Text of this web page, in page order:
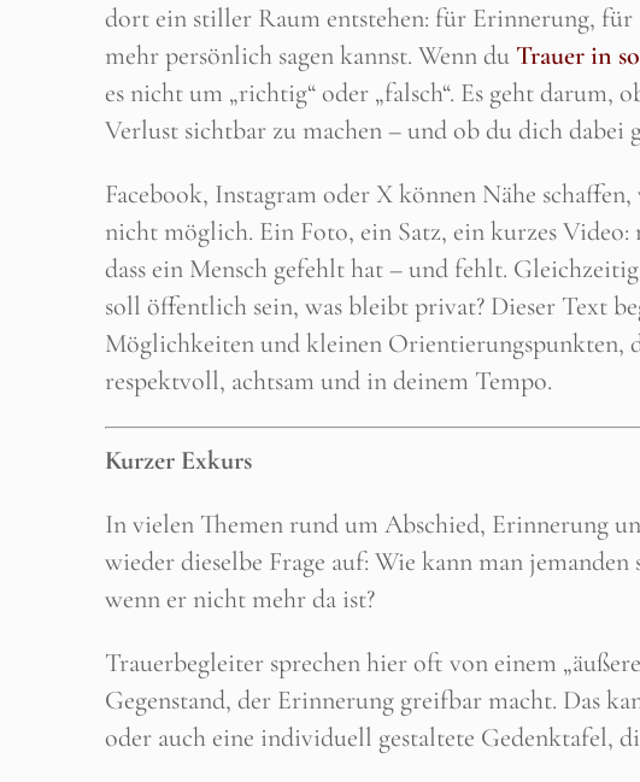
dort ein stiller Raum entstehen: für Erinnerung,
mehr persönlich sagen kannst. Wenn du Trauer in
es nicht um „richtig“ oder „falsch“. Es geht
Verlust sichtbar zu machen – und ob du dich dabei
Facebook, Instagram oder X können Nähe
nicht möglich. Ein Foto, ein Satz, ein kurzes Video:
dass ein Mensch gefehlt hat – und fehlt.
soll öffentlich sein, was bleibt privat? Dieser Text
Möglichkeiten und kleinen Orientierungspunkten,
respektvoll, achtsam und in deinem Tempo.
Kurzer Exkurs
In vielen Themen rund um Abschied, Erinnerung
wieder dieselbe Frage auf: Wie kann man
wenn er nicht mehr da ist?
Trauerbegleiter sprechen hier oft von einem
Gegenstand, der Erinnerung greifbar macht. Das
oder auch eine individuell gestaltete Gedenktafel,